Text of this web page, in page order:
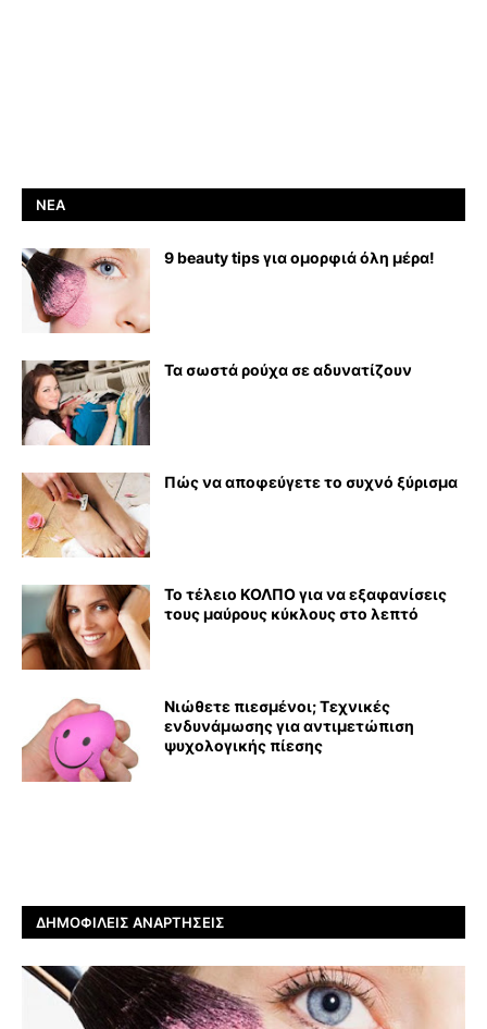
ΝΈΑ
9 beauty tips για ομορφιά όλη μέρα!
Τα σωστά ρούχα σε αδυνατίζουν
Πώς να αποφεύγετε το συχνό ξύρισμα
Το τέλειο ΚΟΛΠΟ για να εξαφανίσεις
τους μαύρους κύκλους στο λεπτό
Νιώθετε πιεσμένοι; Τεχνικές
ενδυνάμωσης για αντιμετώπιση
ψυχολογικής πίεσης
ΔΗΜΟΦΙΛΕΊΣ ΑΝΑΡΤΉΣΕΙΣ